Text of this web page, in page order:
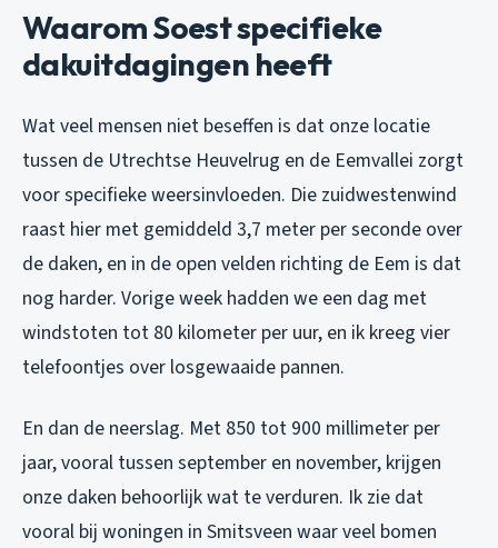
Waarom Soest specifieke
dakuitdagingen heeft
Wat veel mensen niet beseffen is dat onze locatie
tussen de Utrechtse Heuvelrug en de Eemvallei zorgt
voor specifieke weersinvloeden. Die zuidwestenwind
raast hier met gemiddeld 3,7 meter per seconde over
de daken, en in de open velden richting de Eem is dat
nog harder. Vorige week hadden we een dag met
windstoten tot 80 kilometer per uur, en ik kreeg vier
telefoontjes over losgewaaide pannen.
En dan de neerslag. Met 850 tot 900 millimeter per
jaar, vooral tussen september en november, krijgen
onze daken behoorlijk wat te verduren. Ik zie dat
vooral bij woningen in Smitsveen waar veel bomen